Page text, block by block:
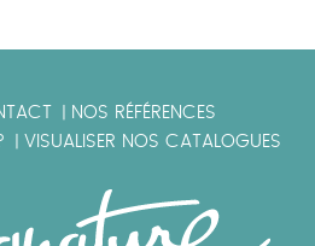
NOS RÉFÉRENCES
VISUALISER NOS CATALOGUES